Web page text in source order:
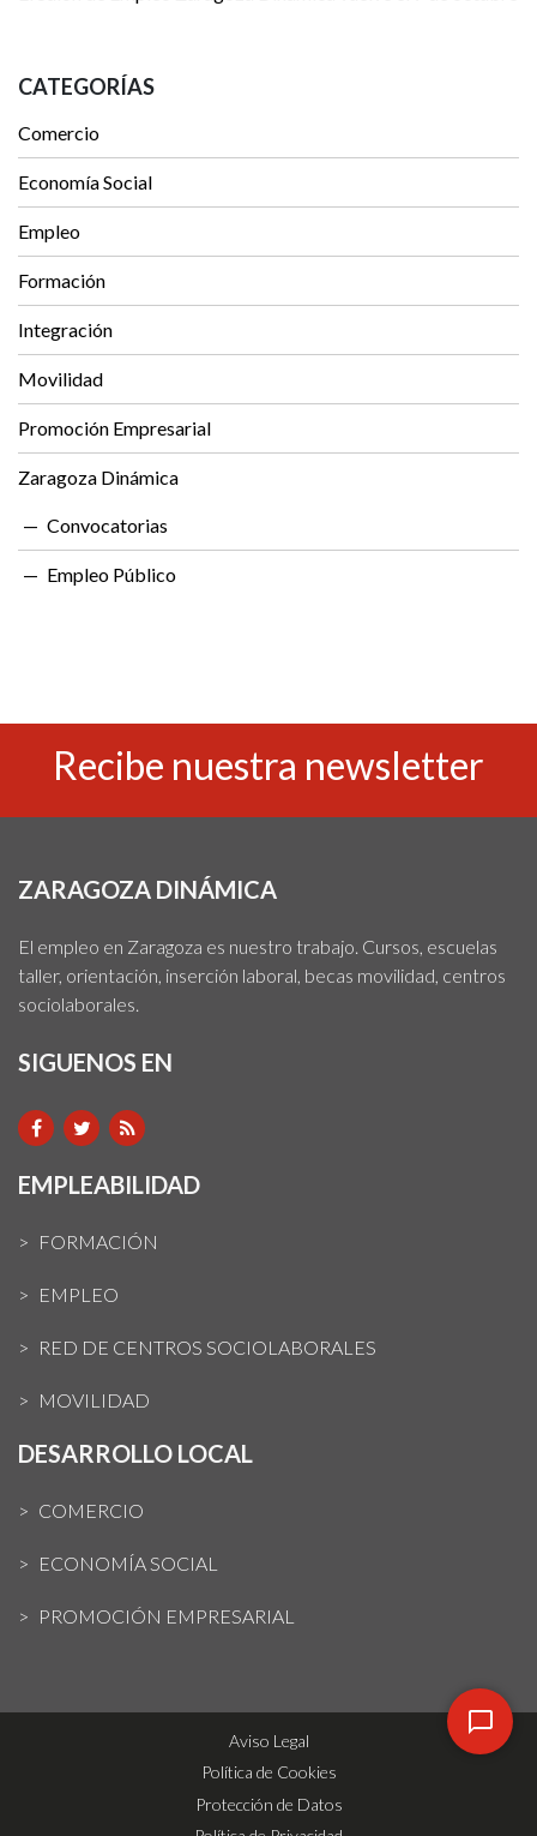
CATEGORÍAS
Comercio
Economía Social
Empleo
Formación
Integración
Movilidad
Promoción Empresarial
Zaragoza Dinámica
Convocatorias
Empleo Público
Recibe nuestra newsletter
ZARAGOZA DINÁMICA
El empleo en Zaragoza es nuestro trabajo. Cursos, escuelas
taller, orientación, inserción laboral, becas movilidad, centros
sociolaborales.
SIGUENOS EN
EMPLEABILIDAD
FORMACIÓN
EMPLEO
RED DE CENTROS SOCIOLABORALES
MOVILIDAD
DESARROLLO LOCAL
COMERCIO
ECONOMÍA SOCIAL
PROMOCIÓN EMPRESARIAL
Aviso Legal
Política de Cookies
Protección de Datos